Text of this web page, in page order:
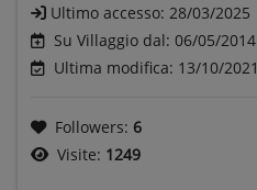
Ultimo accesso: 28/03/2025
Su Villaggio dal: 06/05/2014
Ultima modifica: 13/10/2021
Followers: 6
Visite: 1249